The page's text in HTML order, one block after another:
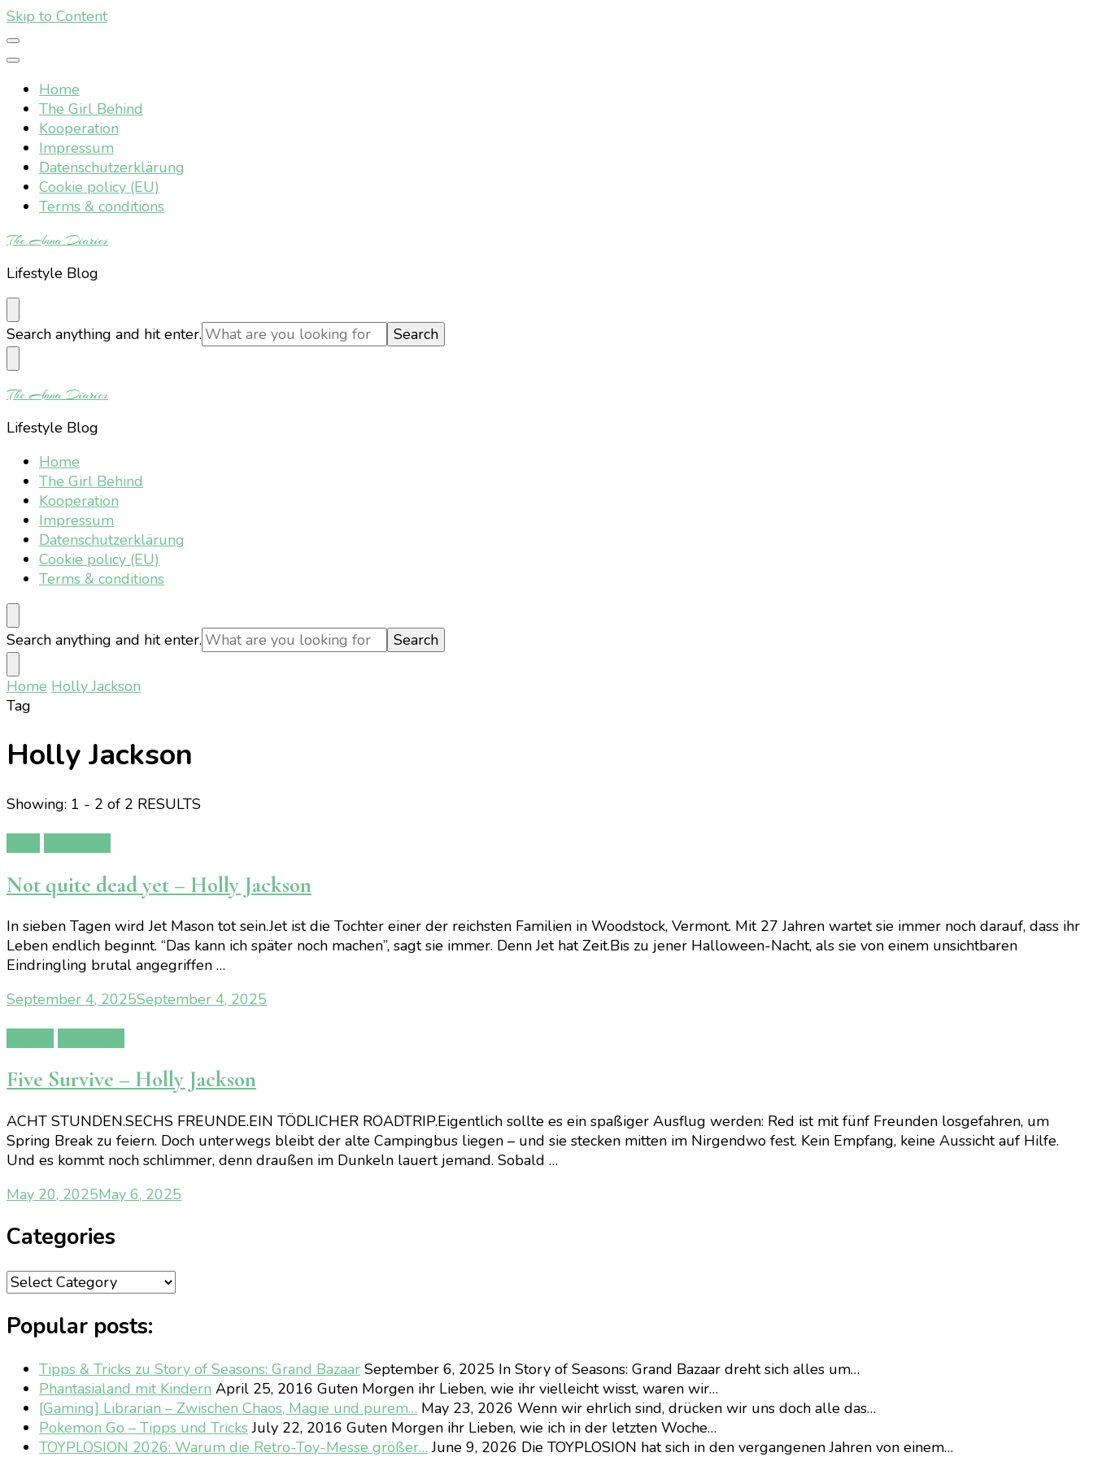
Skip to Content
Home
The Girl Behind
Kooperation
Impressum
Datenschutzerklärung
Cookie policy (EU)
Terms & conditions
The Anna Diaries
Lifestyle Blog
Looking
for
Something?
Search anything and hit enter.
The Anna Diaries
Lifestyle Blog
Home
The Girl Behind
Kooperation
Impressum
Datenschutzerklärung
Cookie policy (EU)
Terms & conditions
Looking
for
Something?
Search anything and hit enter.
Home Holly Jackson
Tag
Holly Jackson
Showing: 1 - 2 of 2 RESULTS
Not quite dead yet – Holly Jackson
In sieben Tagen wird Jet Mason tot sein.Jet ist die Tochter einer der reichsten Familien in Woodstock, Vermont. Mit 27 Jahren wartet sie immer noch darauf, dass ihr
Leben endlich beginnt. “Das kann ich später noch machen”, sagt sie immer. Denn Jet hat Zeit.Bis zu jener Halloween-Nacht, als sie von einem unsichtbaren
Eindringling brutal angegriffen …
September 4, 2025September 4, 2025
Five Survive – Holly Jackson
ACHT STUNDEN.SECHS FREUNDE.EIN TÖDLICHER ROADTRIP.Eigentlich sollte es ein spaßiger Ausflug werden: Red ist mit fünf Freunden losgefahren, um
Spring Break zu feiern. Doch unterwegs bleibt der alte Campingbus liegen – und sie stecken mitten im Nirgendwo fest. Kein Empfang, keine Aussicht auf Hilfe.
Und es kommt noch schlimmer, denn draußen im Dunkeln lauert jemand. Sobald …
May 20, 2025May 6, 2025
Categories
Categories
Popular posts:
Tipps & Tricks zu Story of Seasons: Grand Bazaar September 6, 2025 In Story of Seasons: Grand Bazaar dreht sich alles um…
Phantasialand mit Kindern April 25, 2016 Guten Morgen ihr Lieben, wie ihr vielleicht wisst, waren wir…
[Gaming] Librarian – Zwischen Chaos, Magie und purem… May 23, 2026 Wenn wir ehrlich sind, drücken wir uns doch alle das…
Pokemon Go – Tipps und TricksJuly 22, 2016 Guten Morgen ihr Lieben, wie ich in der letzten Woche…
TOYPLOSION 2026: Warum die Retro-Toy-Messe größer… June 9, 2026 Die TOYPLOSION hat sich in den vergangenen Jahren von einem…